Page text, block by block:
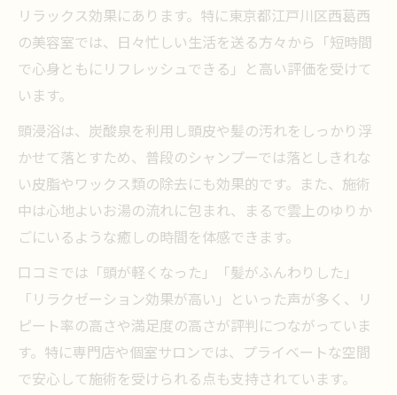
リラックス効果にあります。特に東京都江戸川区西葛西
の美容室では、日々忙しい生活を送る方々から「短時間
で心身ともにリフレッシュできる」と高い評価を受けて
います。
頭浸浴は、炭酸泉を利用し頭皮や髪の汚れをしっかり浮
かせて落とすため、普段のシャンプーでは落としきれな
い皮脂やワックス類の除去にも効果的です。また、施術
中は心地よいお湯の流れに包まれ、まるで雲上のゆりか
ごにいるような癒しの時間を体感できます。
口コミでは「頭が軽くなった」「髪がふんわりした」
「リラクゼーション効果が高い」といった声が多く、リ
ピート率の高さや満足度の高さが評判につながっていま
す。特に専門店や個室サロンでは、プライベートな空間
で安心して施術を受けられる点も支持されています。